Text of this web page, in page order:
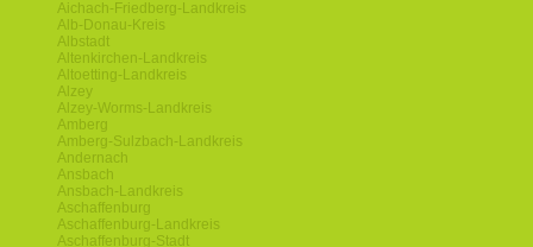
Aichach-Friedberg-Landkreis
Alb-Donau-Kreis
Albstadt
Altenkirchen-Landkreis
Altoetting-Landkreis
Alzey
Alzey-Worms-Landkreis
Amberg
Amberg-Sulzbach-Landkreis
Andernach
Ansbach
Ansbach-Landkreis
Aschaffenburg
Aschaffenburg-Landkreis
Aschaffenburg-Stadt